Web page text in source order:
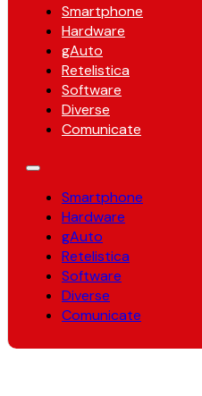
Smartphone
Hardware
gAuto
Retelistica
Software
Diverse
Comunicate
Smartphone
Hardware
gAuto
Retelistica
Software
Diverse
Comunicate